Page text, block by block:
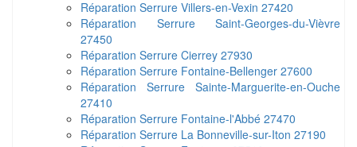
Réparation Serrure Villers-en-Vexin 27420
Réparation Serrure Saint-Georges-du-Vièvre
27450
Réparation Serrure Cierrey 27930
Réparation Serrure Fontaine-Bellenger 27600
Réparation Serrure Sainte-Marguerite-en-Ouche
27410
Réparation Serrure Fontaine-l'Abbé 27470
Réparation Serrure La Bonneville-sur-Iton 27190